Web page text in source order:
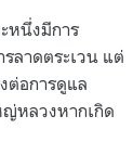
หนึ่งมีการ
ลาดตระเวน แต่
ต่อการดูแล
หลวงหากเกิด